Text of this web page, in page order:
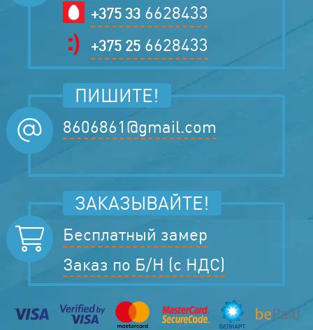
+375 336628433
+375 256628433
ПИШИТЕ!
8606861@gmail.com
ЗАКАЗЫВАЙТЕ!
Бесплатный замер
Заказ по Б/Н (с НДС)